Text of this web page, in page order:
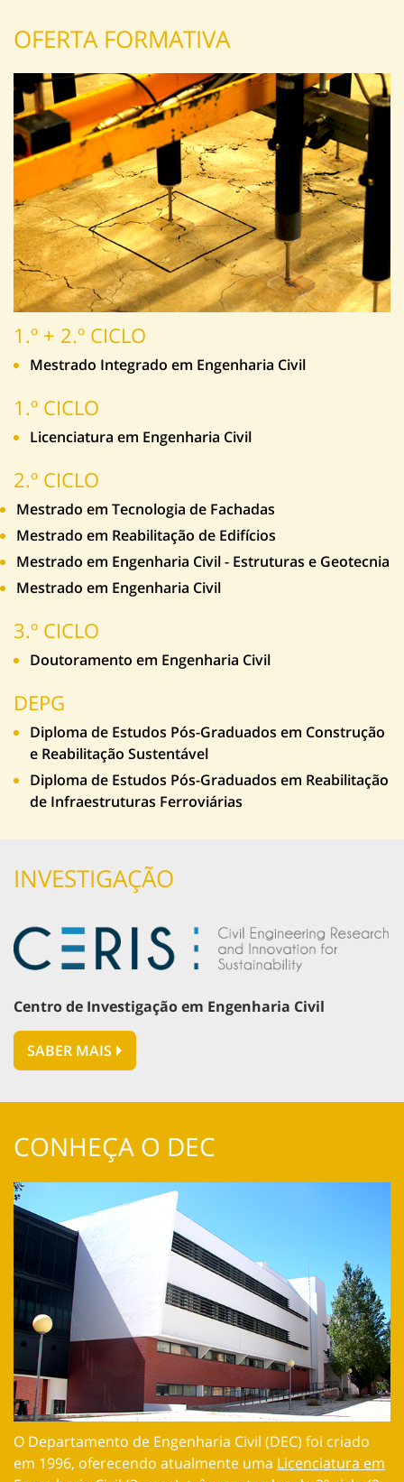
OFERTA FORMATIVA
1.º + 2.º CICLO
Mestrado Integrado em Engenharia Civil
1.º CICLO
Licenciatura em Engenharia Civil
2.º CICLO
Mestrado em Tecnologia de Fachadas
Mestrado em Reabilitação de Edifícios
Mestrado em Engenharia Civil - Estruturas e Geotecnia
Mestrado em Engenharia Civil
3.º CICLO
Doutoramento em Engenharia Civil
DEPG
Diploma de Estudos Pós-Graduados em Construção
e Reabilitação Sustentável
Diploma de Estudos Pós-Graduados em Reabilitação
de Infraestruturas Ferroviárias
INVESTIGAÇÃO
Centro de Investigação em Engenharia Civil
SABER MAIS
CONHEÇA O DEC
O Departamento de Engenharia Civil (DEC) foi criado
em 1996, oferecendo atualmente uma Licenciatura em